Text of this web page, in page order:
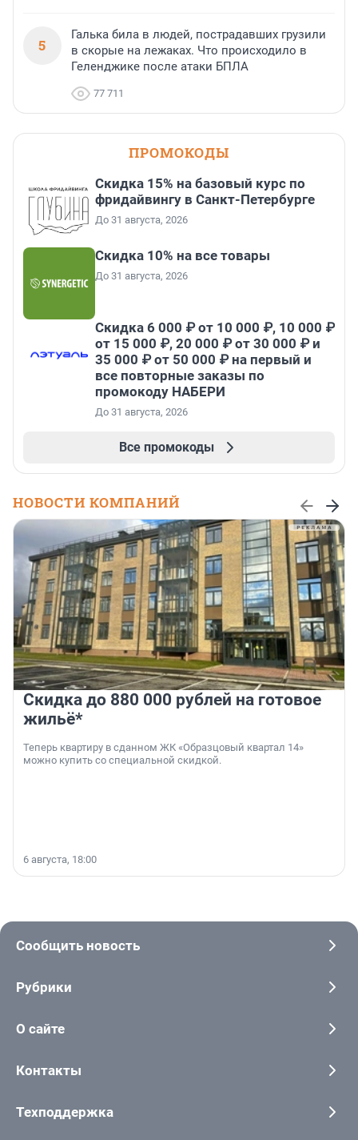
5
Галька била в людей, пострадавших грузили
в скорые на лежаках. Что происходило в
Геленджике после атаки БПЛА
77 711
ПРОМОКОДЫ
Скидка 15% на базовый курс по
фридайвингу в Санкт-Петербурге
До 31 августа, 2026
Скидка 10% на все товары
До 31 августа, 2026
Скидка 6 000 ₽ от 10 000 ₽, 10 000 ₽
от 15 000 ₽, 20 000 ₽ от 30 000 ₽ и
35 000 ₽ от 50 000 ₽ на первый и
все повторные заказы по
промокоду НАБЕРИ
До 31 августа, 2026
Все промокоды
НОВОСТИ КОМПАНИЙ
Скидка до 880 000 рублей на готовое
жильё*
Теперь квартиру в сданном ЖК «Образцовый квартал 14»
можно купить со специальной скидкой.
6 августа, 18:00
Сообщить новость
Рубрики
О сайте
Контакты
Техподдержка